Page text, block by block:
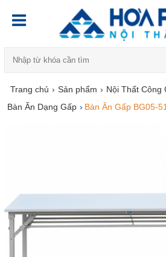
Trang chủ › Sản phẩm › Nội Thất Công
Bàn Ăn Dạng Gấp › Bàn Ăn Gấp BG05-